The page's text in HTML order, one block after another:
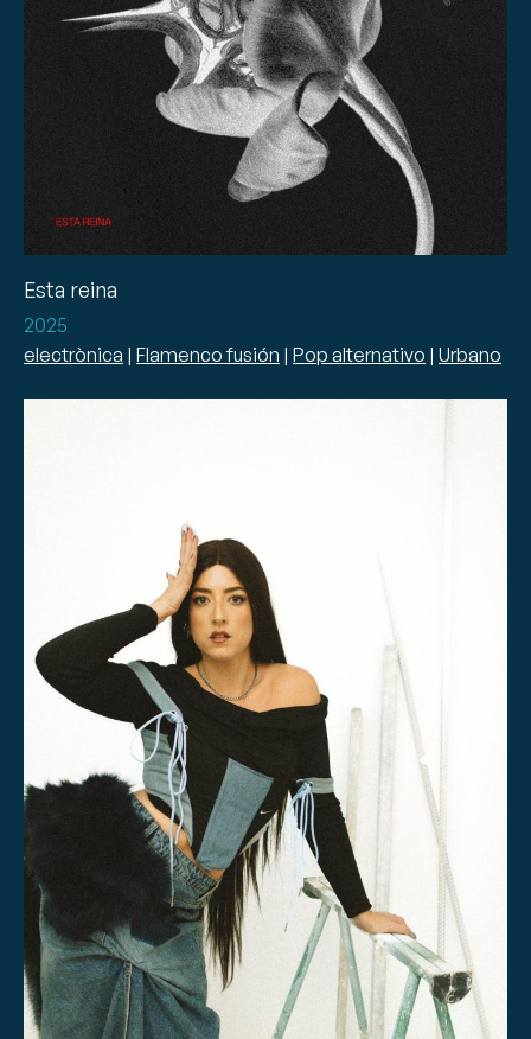
Esta reina
2025
electrònica | Flamenco fusión | Pop alternativo | Urbano